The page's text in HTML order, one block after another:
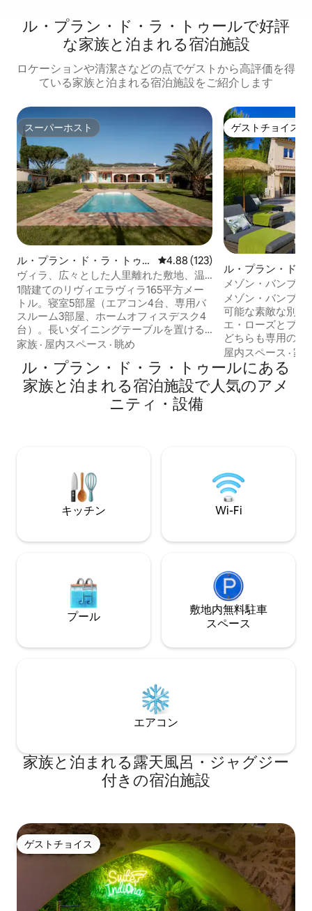
ル・プラン・ド・ラ・トゥールで好評
な家族と泊まれる宿泊施設
ロケーションや清潔さなどの点でゲストから高評価を得
ている家族と泊まれる宿泊施設をご紹介します
スーパーホスト
スーパーホスト
ル・プラン・ド・ラ・トゥー
ルの一軒家
レビュー123件、5つ星中4.88つ
4.88 (123)
ヴィラ、広々とした人里離れた敷地、温
水プール、エアコン
1階建てのリヴィエラヴィラ165平方メー
トル。寝室5部屋（エアコン4台、専用バ
スルーム3部屋、ホームオフィスデスク4
台）。長いダイニングテーブルを置ける
屋根付きテラス。 広々とした（2400平方
ル（4月から10月）、バーベキュー、ペタ
ンク、卓球、果樹がある完全にフェンス
で囲まれた物件です。 フルキッチン（食
器洗い機、電子レンジ、サイドバイサイ
ョングループに最適です。
家族 · 屋内スペース · 眺め
ゲストチョイス
ゲストチョイス
ル・プラン・ド・
一軒家
メゾン・バンブー
プス・コートダジ
メゾン・バンブー
可能な素敵な別荘
エ・ローズとプー
どちらも専用のダ
り、プールの周り
あります。2024
揃いました。ト
色合いのおかげで
ーチを望むことが
屋内スペース ·家
ル・プラン・ド・ラ・トゥールにある
家族と泊まれる宿泊施設で人気のアメ
ニティ・設備
キッチン Wi-Fi
プール
敷地内無料駐⁠車
ス⁠ペ⁠ー⁠ス
エアコン
家族と泊まれる露天風呂・ジャグジー
付きの宿泊施設
ゲストチョイス
ゲストチョイス